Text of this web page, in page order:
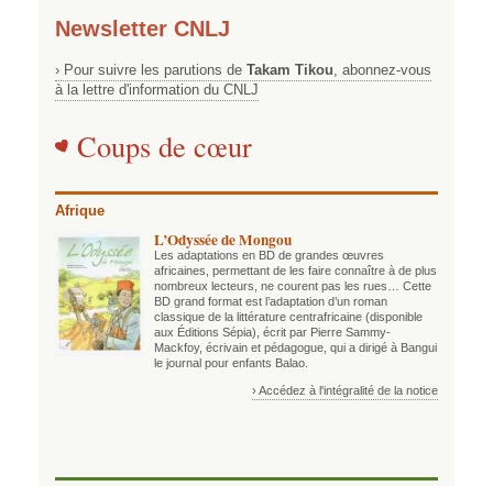
Newsletter CNLJ
› Pour suivre les parutions de Takam Tikou , abonnez-vous
à la lettre d'information du CNLJ
Coups de cœur
Afrique
L’Odyssée de Mongou
Les adaptations en BD de grandes œuvres
africaines, permettant de les faire connaître à de plus
nombreux lecteurs, ne courent pas les rues… Cette
BD grand format est l’adaptation d’un roman
classique de la littérature centrafricaine (disponible
aux Éditions Sépia), écrit par Pierre Sammy-
Mackfoy, écrivain et pédagogue, qui a dirigé à Bangui
le journal pour enfants Balao.
› Accédez à l'intégralité de la notice